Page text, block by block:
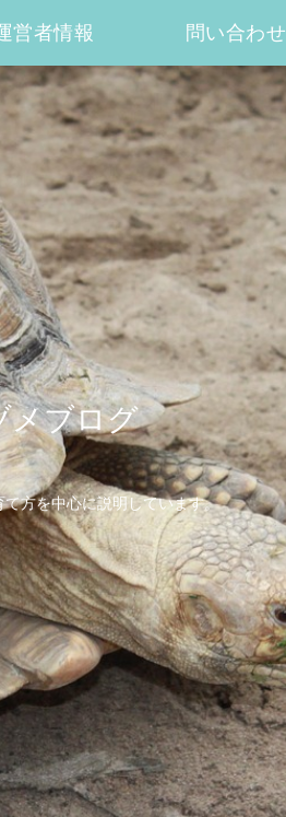
メブログ
方を中心に説明しています。
営者情報 問い合わせ